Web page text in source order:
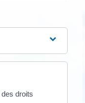
droits